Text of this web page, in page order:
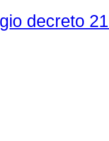
decreto